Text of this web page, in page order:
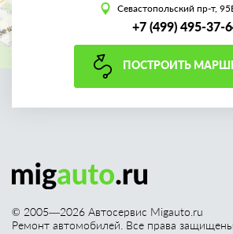
Севастопольский пр-т,
+7 (499) 495-37-
ПОСТРОИТЬ
© 2005—2026 Автосервис Migauto.ru
Ремонт автомобилей. Все права защищены.